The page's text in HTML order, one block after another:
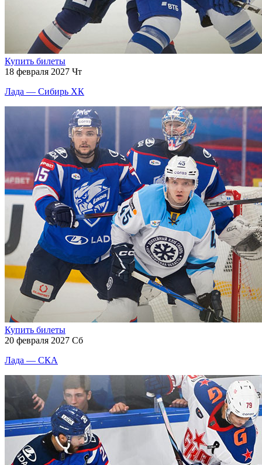
Купить билеты
18 февраля 2027 Чт
Лада — Сибирь ХК
Купить билеты
20 февраля 2027 Сб
Лада — СКА